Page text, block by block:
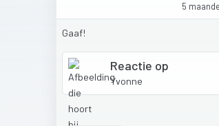
5
Gaaf!
Reactie op
Yvonne